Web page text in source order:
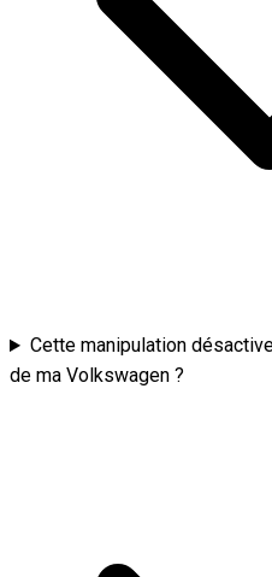
Cette manipulation
de ma Volkswagen ?